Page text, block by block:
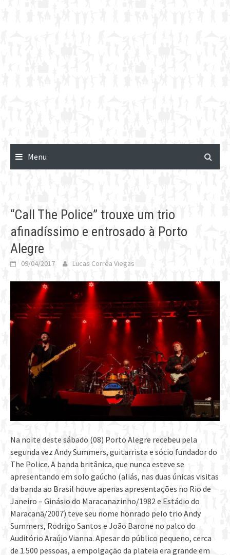
Menu
“Call The Police” trouxe um trio
afinadíssimo e entrosado à Porto
Alegre
09/04/2017 Lucas Corrêa Viegas
Na noite deste sábado (08) Porto Alegre recebeu pela
segunda vez Andy Summers, guitarrista e sócio fundador do
The Police. A banda britânica, que nunca esteve se
apresentando em solo gaúcho (aliás, nas duas únicas visitas
da banda ao Brasil houve apenas apresentações no Rio de
Janeiro – Ginásio do Maracanazinho/1982 e Estádio do
Maracanã/2007) teve seu nome honrado pelo trio Andy
Summers, Rodrigo Santos e João Barone no palco do
Auditório Araújo Vianna. Apesar do público pequeno, cerca
de 1.500 pessoas, a empolgação da plateia era grande em